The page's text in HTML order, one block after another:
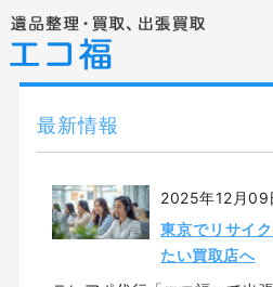
サービス料金
サービスの流れ・FAQ
テレアポ代行について
最新情報
2025年12月09
東京でリサイ
たい買取店へ